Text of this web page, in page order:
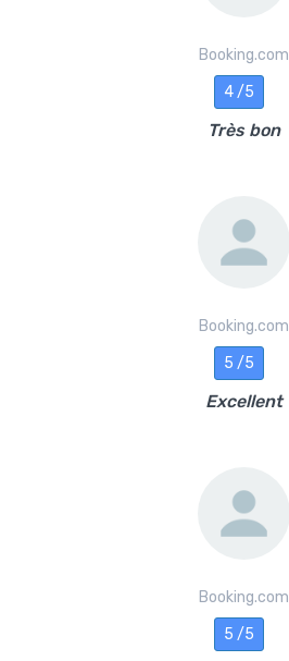
Booking.com
4 /5
Très bon
Booking.com
5 /5
Excellent
Booking.com
5 /5